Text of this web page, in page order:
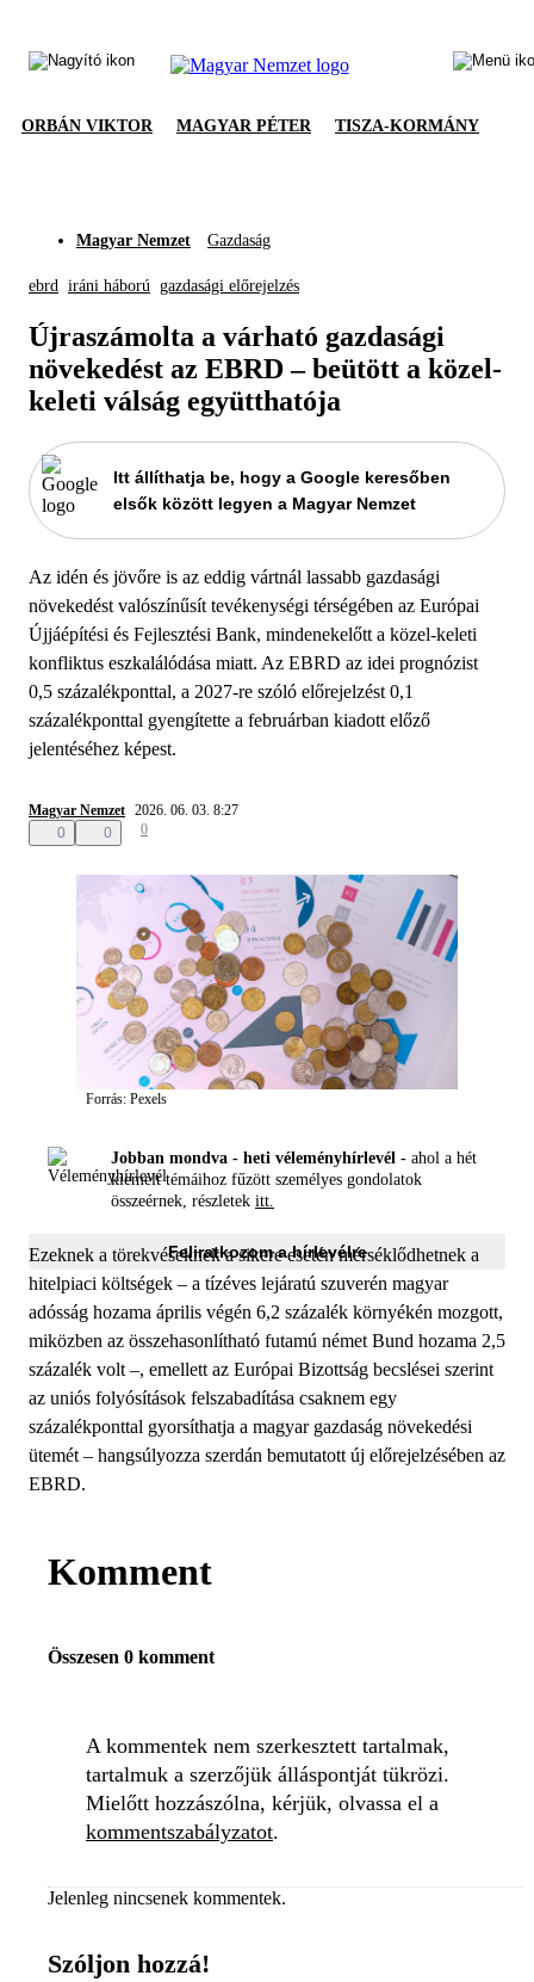
ORBÁN VIKTOR MAGYAR PÉTER TISZA-KORMÁNY
Magyar Nemzet Gazdaság
ebrd iráni háború gazdasági előrejelzés
Újraszámolta a várható gazdasági
növekedést az EBRD – beütött a közel-
keleti válság együtthatója
Itt állíthatja be, hogy a Google keresőben
elsők között legyen a Magyar Nemzet
Az idén és jövőre is az eddig vártnál lassabb gazdasági
növekedést valószínűsít tevékenységi térségében az Európai
Újjáépítési és Fejlesztési Bank, mindenekelőtt a közel-keleti
konfliktus eszkalálódása miatt. Az EBRD az idei prognózist
0,5 százalékponttal, a 2027-re szóló előrejelzést 0,1
százalékponttal gyengítette a februárban kiadott előző
jelentéséhez képest.
Magyar Nemzet 2026. 06. 03. 8:27
0
0 0
Forrás: Pexels
Jobban mondva - heti véleményhírlevél - ahol a hét
kiemelt témáihoz fűzött személyes gondolatok
összeérnek, részletek itt.
Feliratkozom a hírlevélre
Ezeknek a törekvéseknek a sikere esetén mérséklődhetnek a
hitelpiaci költségek – a tízéves lejáratú szuverén magyar
adósság hozama április végén 6,2 százalék környékén mozgott,
miközben az összehasonlítható futamú német Bund hozama 2,5
százalék volt –, emellett az Európai Bizottság becslései szerint
az uniós folyósítások felszabadítása csaknem egy
százalékponttal gyorsíthatja a magyar gazdaság növekedési
ütemét – hangsúlyozza szerdán bemutatott új előrejelzésében az
EBRD.
Komment
Összesen 0 komment
A kommentek nem szerkesztett tartalmak,
tartalmuk a szerzőjük álláspontját tükrözi.
Mielőtt hozzászólna, kérjük, olvassa el a
kommentszabályzatot.
Jelenleg nincsenek kommentek.
Szóljon hozzá!